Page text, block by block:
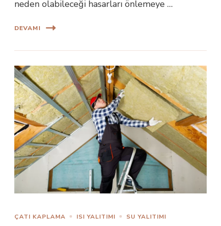
neden olabileceği hasarları önlemeye …
DEVAMI
ÇATI KAPLAMA ISI YALITIMI SU YALITIMI